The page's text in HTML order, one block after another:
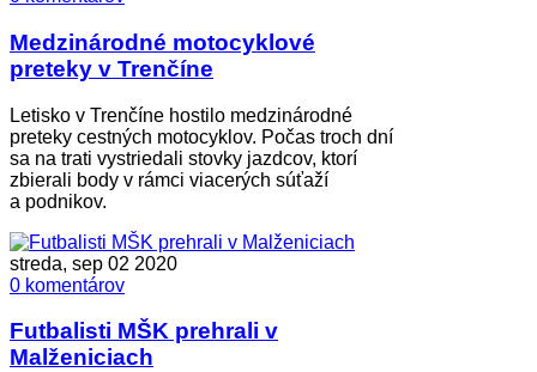
Medzinárodné motocyklové
preteky v Trenčíne
Letisko v Trenčíne hostilo medzinárodné
preteky cestných motocyklov. Počas troch dní
sa na trati vystriedali stovky jazdcov, ktorí
zbierali body v rámci viacerých súťaží
a podnikov.
streda, sep 02 2020
0 komentárov
Futbalisti MŠK prehrali v
Malženiciach